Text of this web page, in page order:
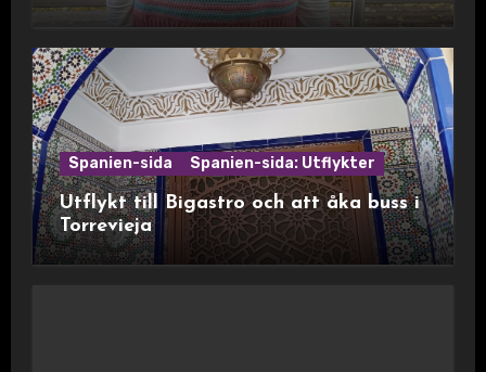
Spanien-sida Spanien-sida: Utflykter
Utflykt till Bigastro och att åka buss i
Torrevieja